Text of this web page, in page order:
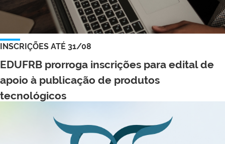
INSCRIÇÕES ATÉ 31/08
EDUFRB prorroga inscrições para edital de
apoio à publicação de produtos
tecnológicos